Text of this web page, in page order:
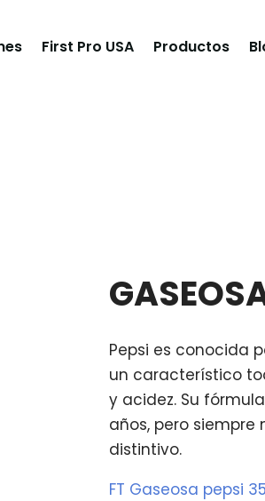
First Pro USA Productos
Pepsi es conocida
un característico
y acidez. Su
años, pero
distintivo.
FT Gaseosa pepsi